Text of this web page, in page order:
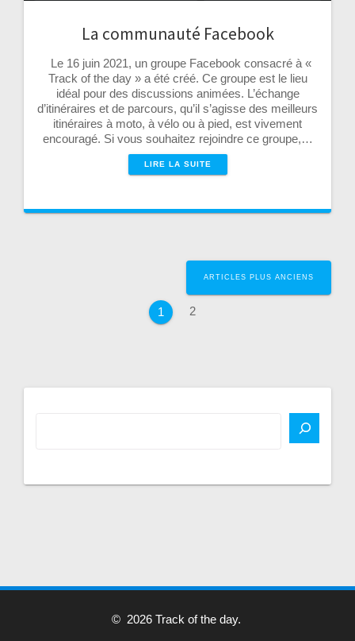
La communauté Facebook
Le 16 juin 2021, un groupe Facebook consacré à «
Track of the day » a été créé. Ce groupe est le lieu
idéal pour des discussions animées. L’échange
d’itinéraires et de parcours, qu’il s’agisse des meilleurs
itinéraires à moto, à vélo ou à pied, est vivement
encouragé. Si vous souhaitez rejoindre ce groupe,…
LIRE LA SUITE
articles
Page
1 Page
2
ARTICLES PLUS ANCIENS
© 2026 Track of the day.